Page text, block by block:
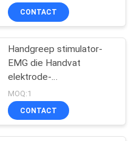
naald
Looddraad Stimulator
bevorderen
CONTACT
Handgreep stimulator-
EMG die Handvat
elektrode-
Comforbable/
5-Pool bevorderen
MOQ:1
CONTACT